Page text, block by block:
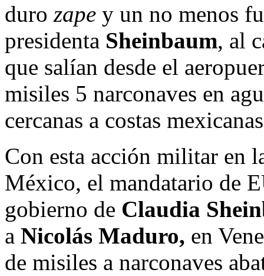
duro zape y un no menos
presidenta Sheinbaum, al
que salían desde el
misiles 5 narconaves en
cercanas a costas
Con esta acción militar en
México, el mandatario de
gobierno de Claudia
a Nicolás Maduro, en
de misiles a narconaves